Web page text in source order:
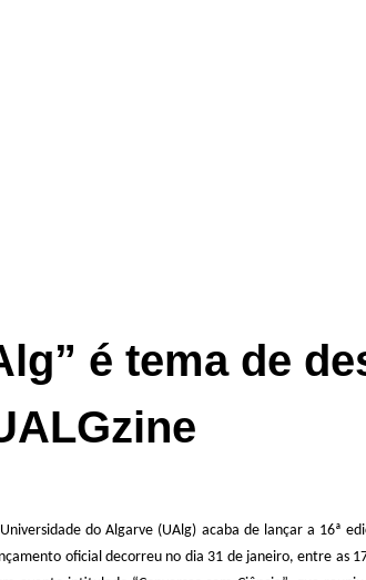
é tema de
do Algarve (UAlg) acaba de lançar a 16ª
oficial decorreu no dia 31 de janeiro, entre as